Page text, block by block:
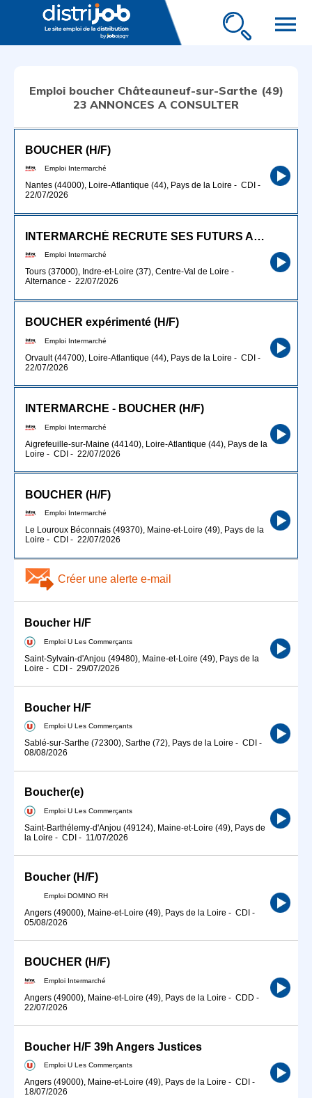
menu
Emploi boucher Châteauneuf-sur-Sarthe (49)
23 ANNONCES A CONSULTER
BOUCHER (H/F)
Emploi Intermarché
Nantes (44000), Loire-Atlantique (44), Pays de la Loire - CDI -
22/07/2026
INTERMARCHÉ RECRUTE SES FUTURS APPRENTIS BOUCHERS H/F
Emploi Intermarché
Tours (37000), Indre-et-Loire (37), Centre-Val de Loire -
Alternance - 22/07/2026
BOUCHER expérimenté (H/F)
Emploi Intermarché
Orvault (44700), Loire-Atlantique (44), Pays de la Loire - CDI -
22/07/2026
INTERMARCHE - BOUCHER (H/F)
Emploi Intermarché
Aigrefeuille-sur-Maine (44140), Loire-Atlantique (44), Pays de la
Loire - CDI - 22/07/2026
BOUCHER (H/F)
Emploi Intermarché
Le Louroux Béconnais (49370), Maine-et-Loire (49), Pays de la
Loire - CDI - 22/07/2026
Créer une alerte e-mail
Boucher H/F
Emploi U Les Commerçants
Saint-Sylvain-d'Anjou (49480), Maine-et-Loire (49), Pays de la
Loire - CDI - 29/07/2026
Boucher H/F
Emploi U Les Commerçants
Sablé-sur-Sarthe (72300), Sarthe (72), Pays de la Loire - CDI -
08/08/2026
Boucher(e)
Emploi U Les Commerçants
Saint-Barthélemy-d'Anjou (49124), Maine-et-Loire (49), Pays de
la Loire - CDI - 11/07/2026
Boucher (H/F)
Emploi DOMINO RH
Angers (49000), Maine-et-Loire (49), Pays de la Loire - CDI -
05/08/2026
BOUCHER (H/F)
Emploi Intermarché
Angers (49000), Maine-et-Loire (49), Pays de la Loire - CDD -
22/07/2026
Boucher H/F 39h Angers Justices
Emploi U Les Commerçants
Angers (49000), Maine-et-Loire (49), Pays de la Loire - CDI -
18/07/2026